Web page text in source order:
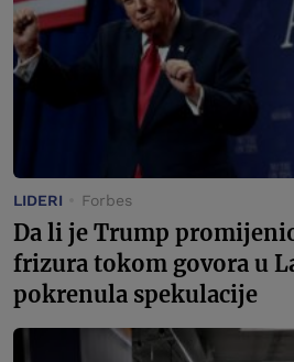
LIDERI Forbes
Da li je Trump
frizura tokom govora u
pokrenula spekulacije